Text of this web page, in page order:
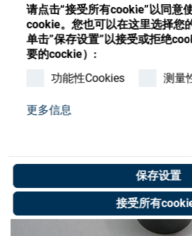
请点击“接受所有cookie”以同意
cookie。您也可以在这里选择您
单击”保存设置”以接受或拒绝
要的cockie）:
功能性Cookies
测量
更多信息
保存设置
接受所有
加入我们
Store
注册